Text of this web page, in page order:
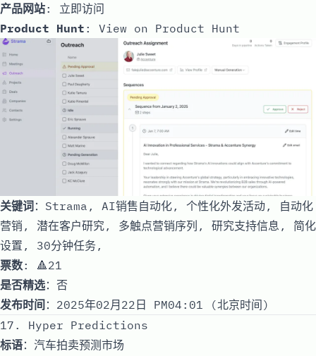
产品网站: 立即访问
Product Hunt : View on Product Hunt
关键词：Strama, AI销售自动化, 个性化外发活动, 自动化
营销, 潜在客户研究, 多触点营销序列, 研究支持信息, 简化
设置, 30分钟任务,
票数: 🔺21
是否精选：否
发布时间 ：2025年02月22日 PM04:01 (北京时间)
17. Hyper Predictions
标语：汽车拍卖预测市场